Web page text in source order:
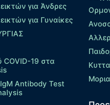
για Άνδρες
για Γυναίκες
COVID-19 στα
Antibody Test